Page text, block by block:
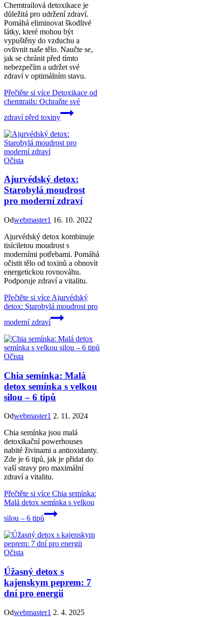
Chemtrailová detoxikace je
důležitá pro udržení zdraví.
Pomáhá eliminovat škodlivé
látky, které mohou být
vypuštěny do vzduchu a
ovlivnit naše tělo. Naučte se,
jak se chránit před tímto
nebezpečím a udržet své
zdraví v optimálním stavu.
Přečtěte si více Detoxikace od
chemtrails: Ochraňte své
zdraví před toxiny
Očista
Ajurvédský detox:
Starobylá moudrost
pro moderní zdraví
Odwebmaster1 16. 10. 2022
Ajurvédský detox kombinuje
tisíciletou moudrost s
moderními potřebami. Pomáhá
očistit tělo od toxinů a obnovit
energetickou rovnováhu.
Podporuje zdraví a vitalitu.
Přečtěte si více Ajurvédský
detox: Starobylá moudrost pro
moderní zdraví
Očista
Chia semínka: Malá
detox semínka s velkou
silou – 6 tipů
Odwebmaster1 2. 11. 2024
Chia semínka jsou malá
detoxikační powerhouses
nabité živinami a antioxidanty.
Zde je 6 tipů, jak je přidat do
vaší stravy pro maximální
zdraví a vitalitu.
Přečtěte si více Chia semínka:
Malá detox semínka s velkou
silou – 6 tipů
Očista
Úžasný detox s
kajenskym peprem: 7
dní pro energii
Odwebmaster1 2. 4. 2025